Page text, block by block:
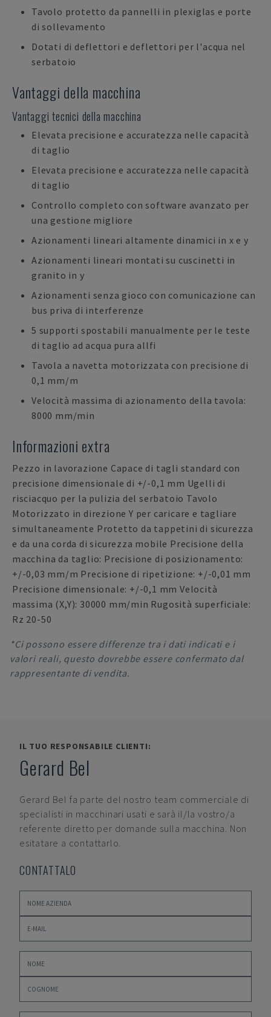
Tavolo protetto da pannelli in plexiglas e porte
di sollevamento
Dotati di deflettori e deflettori per l'acqua nel
serbatoio
Vantaggi della macchina
Vantaggi tecnici della macchina
Elevata precisione e accuratezza nelle capacità
di taglio
Elevata precisione e accuratezza nelle capacità
di taglio
Controllo completo con software avanzato per
una gestione migliore
Azionamenti lineari altamente dinamici in x e y
Azionamenti lineari montati su cuscinetti in
granito in y
Azionamenti senza gioco con comunicazione can
bus priva di interferenze
5 supporti spostabili manualmente per le teste
di taglio ad acqua pura allfi
Tavola a navetta motorizzata con precisione di
0,1 mm/m
Velocità massima di azionamento della tavola:
8000 mm/min
Informazioni extra
Pezzo in lavorazione Capace di tagli standard con
precisione dimensionale di +/-0,1 mm Ugelli di
risciacquo per la pulizia del serbatoio Tavolo
Motorizzato in direzione Y per caricare e tagliare
simultaneamente Protetto da tappetini di sicurezza
e da una corda di sicurezza mobile Precisione della
macchina da taglio: Precisione di posizionamento:
+/-0,03 mm/m Precisione di ripetizione: +/-0,01 mm
Precisione dimensionale: +/-0,1 mm Velocità
massima (X,Y): 30000 mm/min Rugosità superficiale:
Rz 20-50
*Ci possono essere differenze tra i dati indicati e i
valori reali, questo dovrebbe essere confermato dal
rappresentante di vendita.
IL TUO RESPONSABILE CLIENTI:
Gerard Bel
Gerard Bel fa parte del nostro team commerciale di
specialisti in macchinari usati e sarà il/la vostro/a
referente diretto per domande sulla macchina. Non
esitatare a contattarlo.
CONTATTALO